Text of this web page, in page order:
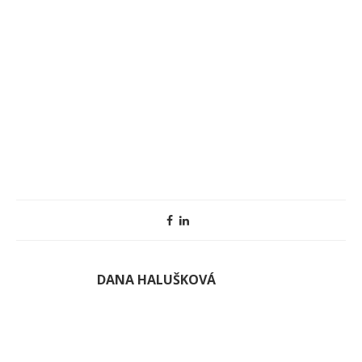
DANA HALUŠKOVÁ